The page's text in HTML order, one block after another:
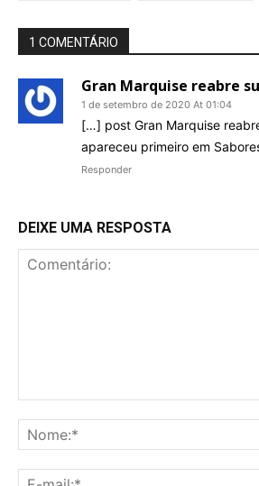
1 COMENTÁRIO
Gran Marquise reabre
1 de setembro de 2020 At 01:04
[…] post Gran Marquise
apareceu primeiro em
Responder
DEIXE UMA RESPOSTA